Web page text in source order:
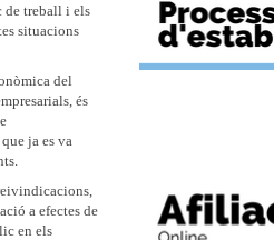
de treball i els
situacions
del
és
ja es va
a efectes de
en els